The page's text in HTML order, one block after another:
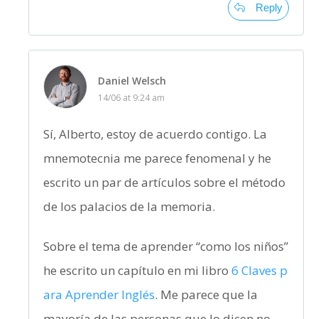
Reply
Daniel Welsch
14/06 at 9:24 am
Sí, Alberto, estoy de acuerdo contigo. La
mnemotecnia me parece fenomenal y he
escrito un par de artículos sobre el método
de los palacios de la memoria.
Sobre el tema de aprender “como los niños”
he escrito un capítulo en mi libro 6 Claves p
ara Aprender Inglés. Me parece que la